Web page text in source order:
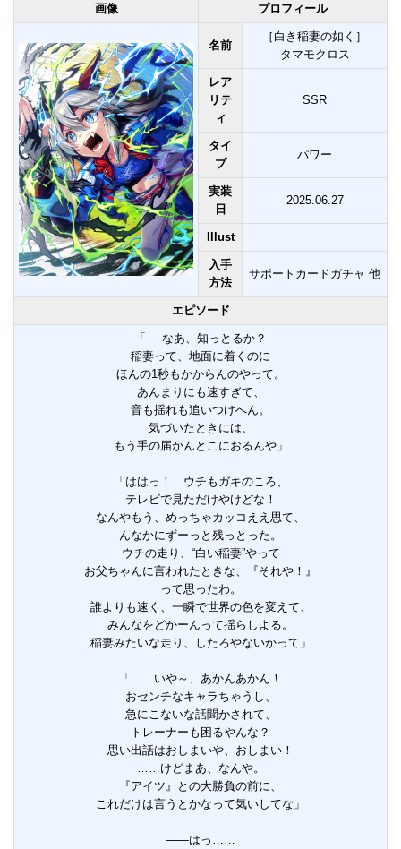
画像 プロフィール
名前
［白き稲妻の如く］
タマモクロス
レア
リテ
ィ
SSR
タイ
プ
パワー
実装
日
2025.06.27
Illust
入手
方法
サポートカードガチャ 他
エピソード
「──なあ、知っとるか？
稲妻って、地面に着くのに
ほんの1秒もかからんのやって。
あんまりにも速すぎて、
音も揺れも追いつけへん。
気づいたときには、
もう手の届かんとこにおるんや」
「ははっ！ ウチもガキのころ、
テレビで見ただけやけどな！
なんやもう、めっちゃカッコええ思て、
んなかにずーっと残っとった。
ウチの走り、“白い稲妻”やって
お父ちゃんに言われたときな、『それや！』
って思ったわ。
誰よりも速く、一瞬で世界の色を変えて、
みんなをどかーんって揺らしよる。
稲妻みたいな走り、したろやないかって」
「……いや～、あかんあかん！
おセンチなキャラちゃうし、
急にこないな話聞かされて、
トレーナーも困るやんな？
思い出話はおしまいや、おしまい！
……けどまあ、なんや。
『アイツ』との大勝負の前に、
これだけは言うとかなって気いしてな」
――はっ……